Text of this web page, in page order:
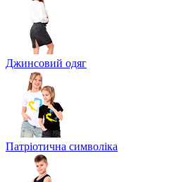
Джинсовий одяг
Патріотична символіка